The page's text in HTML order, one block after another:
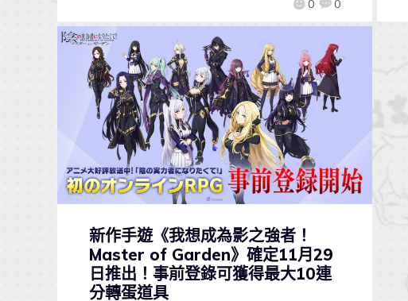
0 0
新作手遊《我想成為影之強者！
Master of Garden》確定11月29
日推出！事前登錄可獲得最大10連
分轉蛋道具